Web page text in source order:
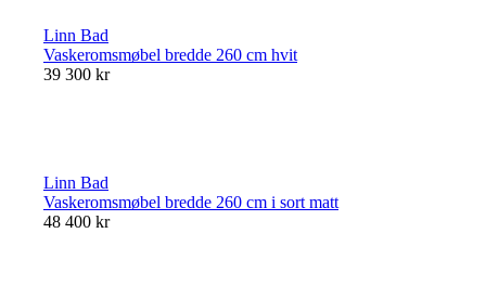
Linn Bad
Vaskeromsmøbel bredde 260 cm hvit
39 300 kr
Linn Bad
Vaskeromsmøbel bredde 260 cm i sort matt
48 400 kr